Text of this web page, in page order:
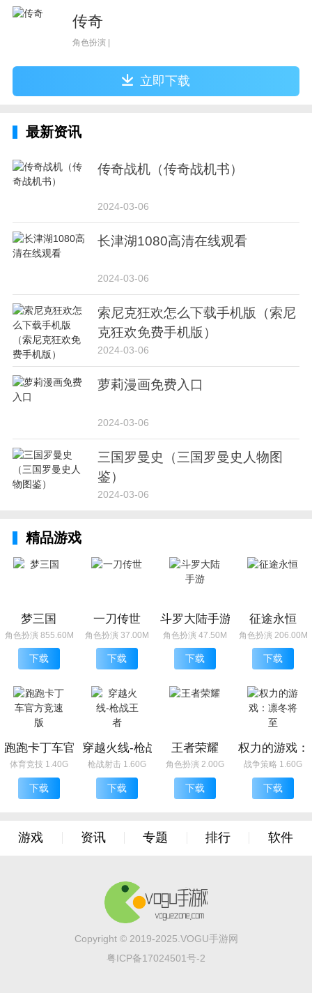
传奇
角色扮演 |
立即下载
最新资讯
传奇战机（传奇战机书）
2024-03-06
长津湖1080高清在线观看
2024-03-06
索尼克狂欢怎么下载手机版（索尼
克狂欢免费手机版）
2024-03-06
萝莉漫画免费入口
2024-03-06
三国罗曼史（三国罗曼史人物图
鉴）
2024-03-06
精品游戏
梦三国
角色扮演 855.60M
下载
一刀传世
角色扮演 37.00M
下载
斗罗大陆手游
角色扮演 47.50M
下载
征途永恒
角色扮演 206.00M
下载
跑跑卡丁车官方竞速版
体育竞技 1.40G
下载
穿越火线-枪战王者
枪战射击 1.60G
下载
王者荣耀
角色扮演 2.00G
下载
权力的游戏
战争策略 1.60G
下载
游戏 资讯 专题 排行 软件
Copyright © 2019-2025.VOGU手游网
粤ICP备17024501号-2